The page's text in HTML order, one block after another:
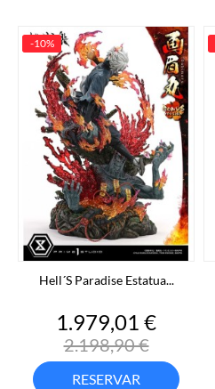
Hell´s Paradise Estatua...
Precio
1.979,01 €Precio
2.198,90 €
RESERVAR
-10%